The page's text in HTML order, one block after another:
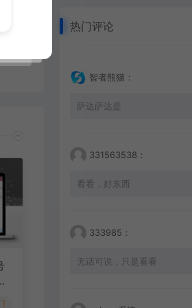
热门评论
智者熊猫：
萨达萨达是
331563538：
看看，好东西
333985：
无话可说，只是看看